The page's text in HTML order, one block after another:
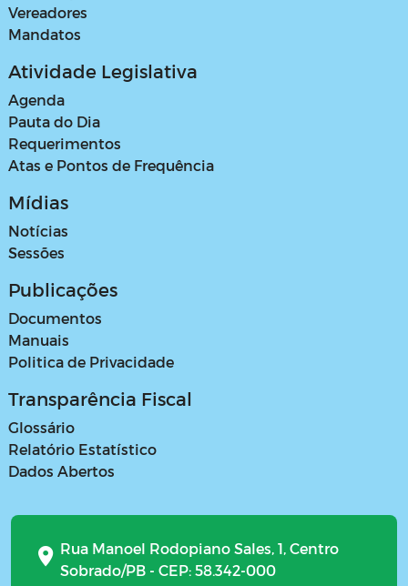
Vereadores
Mandatos
Atividade Legislativa
Agenda
Pauta do Dia
Requerimentos
Atas e Pontos de Frequência
Mídias
Notícias
Sessões
Publicações
Documentos
Manuais
Politica de Privacidade
Transparência Fiscal
Glossário
Relatório Estatístico
Dados Abertos
Rua Manoel Rodopiano Sales, 1, Centro
Sobrado/PB - CEP: 58.342-000